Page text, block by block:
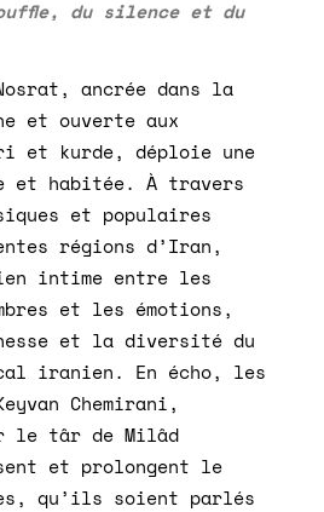
du silence et du
ancrée dans la
et ouverte aux
et kurde, déploie une
et habitée. À travers
et populaires
régions d’Iran,
intime entre les
et les émotions,
et la diversité du
iranien. En écho, les
Chemirani,
le târ de Milâd
et prolongent le
qu’ils soient parlés